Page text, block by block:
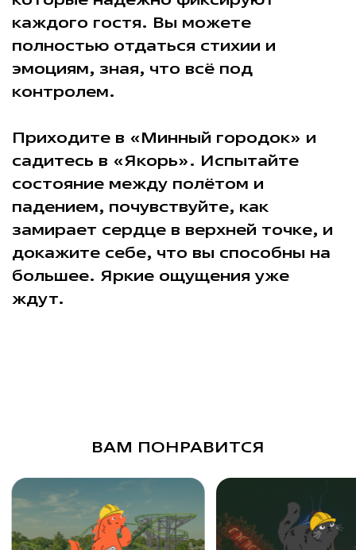
каждого гостя. Вы можете
полностью отдаться стихии и
эмоциям, зная, что всё под
контролем.
Приходите в «Минный городок» и
садитесь в «Якорь». Испытайте
состояние между полётом и
падением, почувствуйте, как
замирает сердце в верхней точке, и
докажите себе, что вы способны на
большее. Яркие ощущения уже
ждут.
ВАМ ПОНРАВИТСЯ